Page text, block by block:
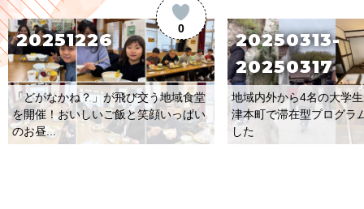
0
20251226
「どがなかね？」が飛び交う地域食堂
を開催！おいしいご飯と笑顔いっぱい
のお昼...
20250313-
20250317
地域内外から4名の大学
津本町で滞在型プログラ
した